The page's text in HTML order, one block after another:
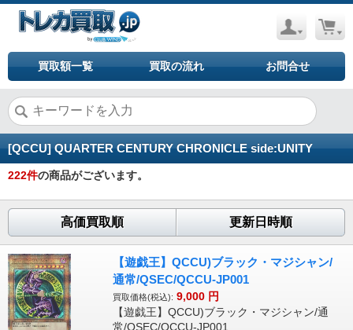
買取額一覧 買取の流れ お問合せ
[QCCU] QUARTER CENTURY CHRONICLE side:UNITY
222件の商品がございます。
高価買取順 更新日時順
【遊戯王】QCCU)ブラック・マジシャン/
通常/QSEC/QCCU-JP001
買取価格(税込): 9,000 円
【遊戯王】QCCU)ブラック・マジシャン/通
常/QSEC/QCCU-JP001